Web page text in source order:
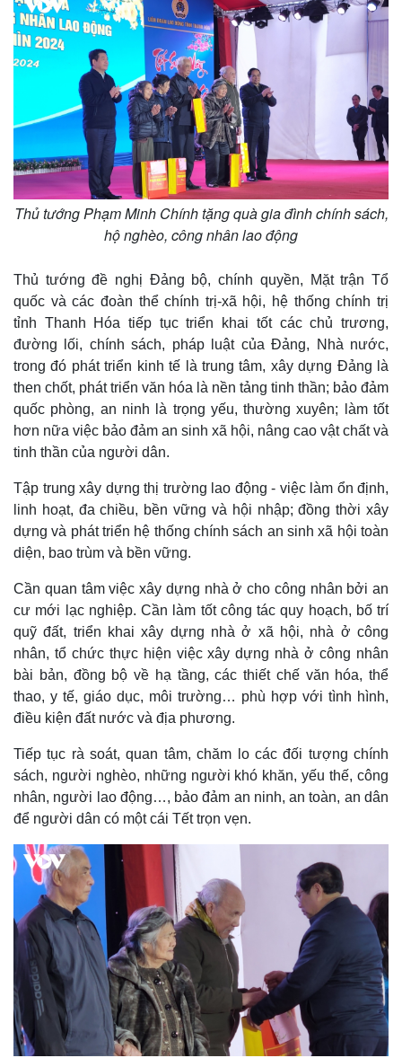
Doanh nghiệp
Thông tin doanh nghiệp
Doanh nghiệp 24h
Doanh nhân
Vì cộng đồng
Công nghệ
Sành điệu
Tin Công nghệ
Trải nghiệm
Chuyển đổi số
Thủ tướng Phạm Minh Chính tặng quà gia đình chính sách,
hộ nghèo, công nhân lao động
Thủ tướng đề nghị Đảng bộ, chính quyền, Mặt trận Tổ
quốc và các đoàn thể chính trị-xã hội, hệ thống chính trị
tỉnh Thanh Hóa tiếp tục triển khai tốt các chủ trương,
đường lối, chính sách, pháp luật của Đảng, Nhà nước,
trong đó phát triển kinh tế là trung tâm, xây dựng Đảng là
then chốt, phát triển văn hóa là nền tảng tinh thần; bảo đảm
quốc phòng, an ninh là trọng yếu, thường xuyên; làm tốt
hơn nữa việc bảo đảm an sinh xã hội, nâng cao vật chất và
tinh thần của người dân.
Tập trung xây dựng thị trường lao động - việc làm ổn định,
linh hoạt, đa chiều, bền vững và hội nhập; đồng thời xây
dựng và phát triển hệ thống chính sách an sinh xã hội toàn
diện, bao trùm và bền vững.
Cần quan tâm việc xây dựng nhà ở cho công nhân bởi an
cư mới lạc nghiệp. Cần làm tốt công tác quy hoạch, bố trí
quỹ đất, triển khai xây dựng nhà ở xã hội, nhà ở công
nhân, tổ chức thực hiện việc xây dựng nhà ở công nhân
bài bản, đồng bộ về hạ tầng, các thiết chế văn hóa, thể
thao, y tế, giáo dục, môi trường… phù hợp với tình hình,
điều kiện đất nước và địa phương.
Tiếp tục rà soát, quan tâm, chăm lo các đối tượng chính
sách, người nghèo, những người khó khăn, yếu thế, công
nhân, người lao động…, bảo đảm an ninh, an toàn, an dân
để người dân có một cái Tết trọn vẹn.